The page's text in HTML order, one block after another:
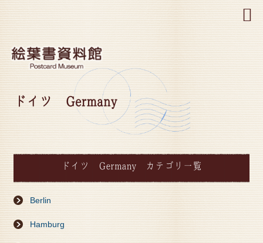
ドイツ Germany
ドイツ Germany カテゴリ一覧
Berlin
Hamburg